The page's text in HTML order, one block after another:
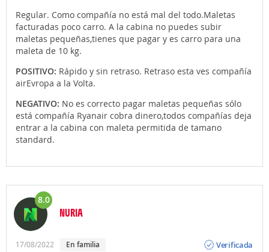
Regular. Como compañía no está mal del todo.Maletas
facturadas poco carro. A la cabina no puedes subir
maletas pequeñas,tienes que pagar y es carro para una
maleta de 10 kg.
POSITIVO: Rápido y sin retraso. Retraso esta ves compañía
airEvropa a la Volta.
NEGATIVO: No es correcto pagar maletas pequeñas sólo
está compañía Ryanair cobra dinero,todos compañías deja
entrar a la cabina con maleta permitida de tamano
standard.
8.0
NURIA
17/08/2022 en familia
Verificada